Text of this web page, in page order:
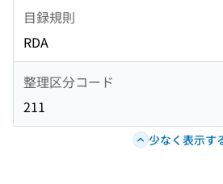
目録規則
RDA
整理区分コード
211
少なく表示す